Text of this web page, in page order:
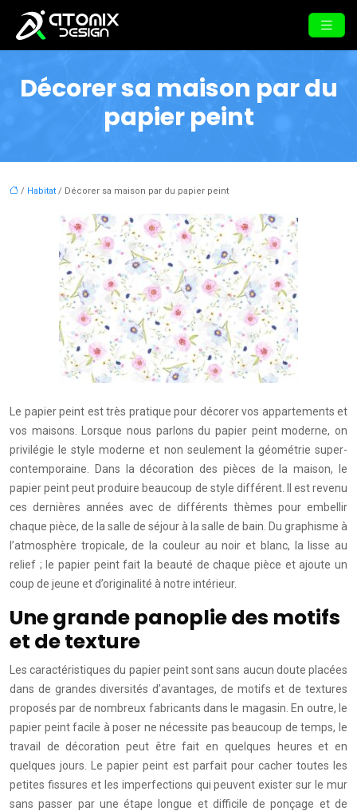
Décorer sa maison par du
papier peint
/ Habitat / Décorer sa maison par du papier peint
Le papier peint est très pratique pour décorer vos appartements et
vos maisons. Lorsque nous parlons du papier peint moderne, on
privilégie le style moderne et non seulement la géométrie super-
contemporaine. Dans la décoration des pièces de la maison, le
papier peint peut produire beaucoup de style différent. Il est revenu
ces dernières années avec de différents thèmes pour embellir
chaque pièce, de la salle de séjour à la salle de bain. Du graphisme à
l’atmosphère tropicale, de la couleur au noir et blanc, la lisse au
relief ; le papier peint fait la beauté de chaque pièce et ajoute un
coup de jeune et d’originalité à notre intérieur.
Une grande panoplie des motifs
et de texture
Les caractéristiques du papier peint sont sans aucun doute placées
dans de grandes diversités d’avantages, de motifs et de textures
proposés par de nombreux fabricants dans le magasin. En outre, le
papier peint facile à poser ne nécessite pas beaucoup de temps, le
travail de décoration peut être fait en quelques heures et en
quelques jours. Le papier peint est parfait pour cacher toutes les
petites fissures et les imperfections qui peuvent exister sur le mur
sans passer par une étape longue et difficile de ponçage et de